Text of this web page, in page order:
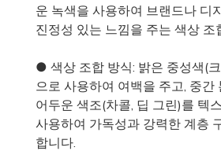
운 녹색을 사용하여 브랜드나 디
진정성 있는 느낌을 주는 색상 조
● 색상 조합 방식: 밝은 중성색(
으로 사용하여 여백을 주고, 중간
어두운 색조(차콜, 딥 그린)를 텍
사용하여 가독성과 강력한 계층
합니다.